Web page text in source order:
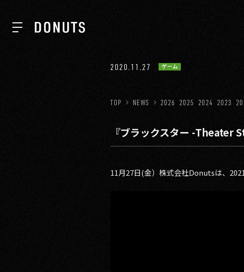
ABOUT
SERVICES
2020.11.27 ゲーム
TOP NEWS 2026 2025 2024 2023
『ブラックスター -Theater
11月27日(金）株式会社Donutsは、